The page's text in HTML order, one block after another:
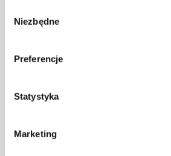
zgody
Niezbędne
Preferencje
Statystyka
Marketing
Паковање од полипропилена, ПП
ПЕТ) најсигурнијом пластиком